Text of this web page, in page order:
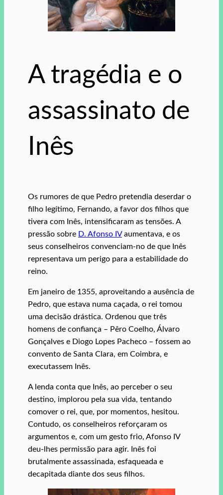
A tragédia e o
assassinato de
Inês
Os rumores de que Pedro pretendia deserdar o
filho legítimo, Fernando, a favor dos filhos que
tivera com Inês, intensificaram as tensões. A
pressão sobre D. Afonso IVaumentava, e os
seus conselheiros convenciam-no de que Inês
representava um perigo para a estabilidade do
reino.
Em janeiro de 1355, aproveitando a ausência de
Pedro, que estava numa caçada, o rei tomou
uma decisão drástica. Ordenou que três
homens de confiança – Pêro Coelho, Álvaro
Gonçalves e Diogo Lopes Pacheco – fossem ao
convento de Santa Clara, em Coimbra, e
executassem Inês.
A lenda conta que Inês, ao perceber o seu
destino, implorou pela sua vida, tentando
comover o rei, que, por momentos, hesitou.
Contudo, os conselheiros reforçaram os
argumentos e, com um gesto frio, Afonso IV
deu-lhes permissão para agir. Inês foi
brutalmente assassinada, esfaqueada e
decapitada diante dos seus filhos.